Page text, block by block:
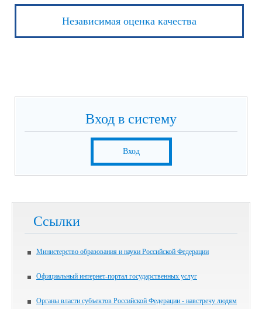
Независимая оценка качества
Вход в систему
Вход
Ссылки
Министерство образования и науки Российской Федерации
Официальный интернет-портал государственных услуг
Органы власти субъектов Российской Федерации - навстречу людям